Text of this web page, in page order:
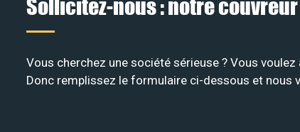
Sollicitez-nous : notre
Vous cherchez une société sérieuse ? Vous
Donc remplissez le formulaire ci-dessous et nous